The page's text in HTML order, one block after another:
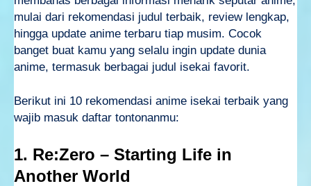
mulai dari rekomendasi judul terbaik, review lengkap,
hingga update anime terbaru tiap musim. Cocok
banget buat kamu yang selalu ingin update dunia
anime, termasuk berbagai judul isekai favorit.
Berikut ini 10 rekomendasi anime isekai terbaik yang
wajib masuk daftar tontonanmu:
1. Re:Zero – Starting Life in
Another World